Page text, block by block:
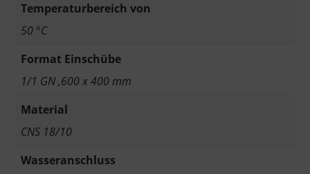
Temperaturbereich von
50 °C
Format Einschübe
1/1 GN ,600 x 400 mm
Material
CNS 18/10
Wasseranschluss